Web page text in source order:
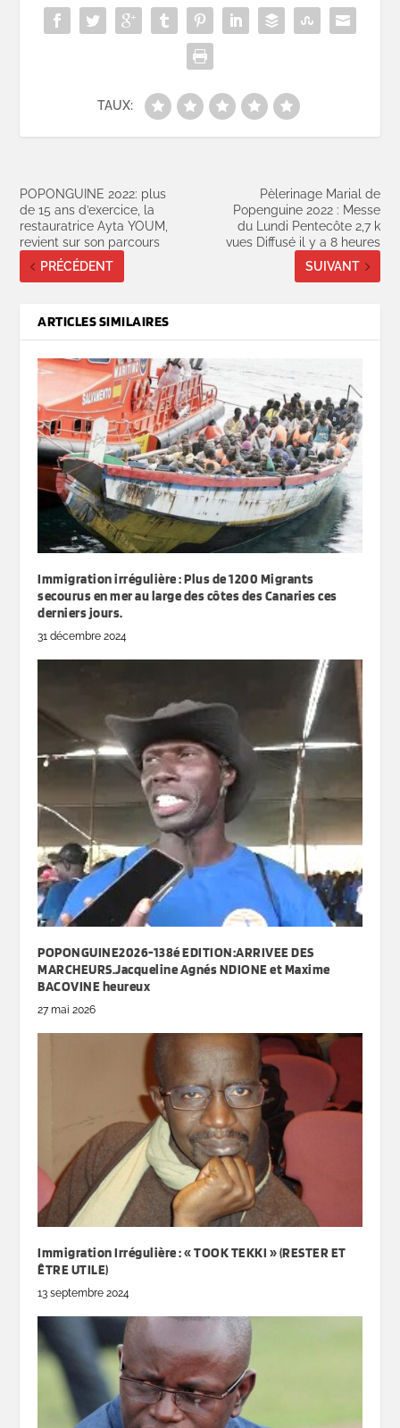
TAUX:
POPONGUINE 2022: plus
de 15 ans d’exercice, la
restauratrice Ayta YOUM,
revient sur son parcours
PRÉCÉDENT
Pèlerinage Marial de
Popenguine 2022 : Messe
du Lundi Pentecôte 2,7 k
vues Diffusé il y a 8 heures
SUIVANT
ARTICLES SIMILAIRES
Immigration irrégulière : Plus de 1200 Migrants
secourus en mer au large des côtes des Canaries ces
derniers jours.
31 décembre 2024
POPONGUINE2026-138é EDITION:ARRIVEE DES
MARCHEURS.Jacqueline Agnés NDIONE et Maxime
BACOVINE heureux
27 mai 2026
Immigration Irrégulière : « TOOK TEKKI » (RESTER ET
ÊTRE UTILE)
13 septembre 2024